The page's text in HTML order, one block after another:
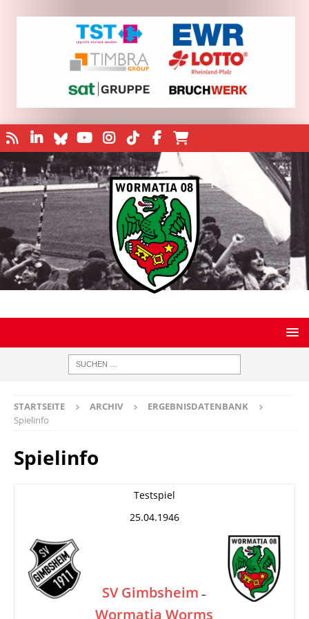
STARTSEITE ARCHIV
ERGEBNISDATENBANK
Spielinfo
Spielinfo
Testspiel
25.04.1946
SV Gimbsheim –
Wormatia Worms